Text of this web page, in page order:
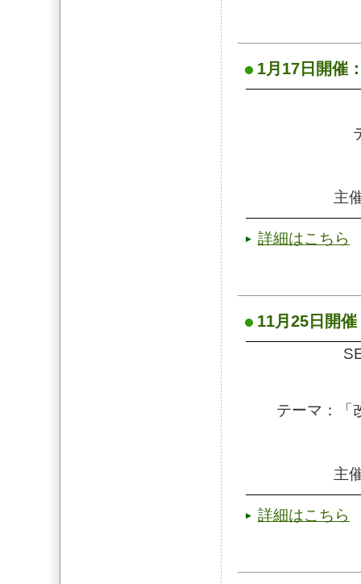
1月17日開催
主
詳細はこちら
11月25日開
テーマ：「
主
詳細はこちら